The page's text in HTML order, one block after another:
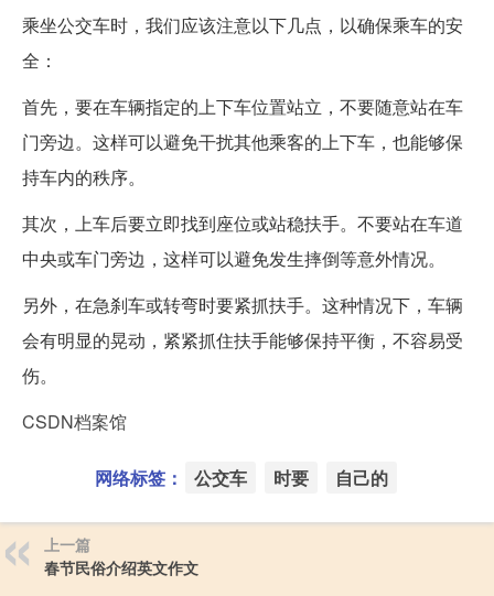
乘坐公交车时，我们应该注意以下几点，以确保乘车的安
全：
首先，要在车辆指定的上下车位置站立，不要随意站在车
门旁边。这样可以避免干扰其他乘客的上下车，也能够保
持车内的秩序。
其次，上车后要立即找到座位或站稳扶手。不要站在车道
中央或车门旁边，这样可以避免发生摔倒等意外情况。
另外，在急刹车或转弯时要紧抓扶手。这种情况下，车辆
会有明显的晃动，紧紧抓住扶手能够保持平衡，不容易受
伤。
CSDN档案馆
网络标签： 公交车 时要 自己的
上一篇
春节民俗介绍英文作文